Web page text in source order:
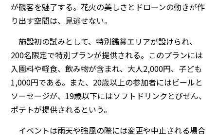
が観客を魅了する。花火の美しさとドローンの動きが作
り出す空間は、見逃せない。
施設初の試みとして、特別鑑賞エリアが設けられ、
200名限定で特別プランが提供される。このプランには
入園料や軽食、飲み物が含まれ、大人2,000円、子ども
1,000円である。また、20歳以上の参加者にはビールと
ソーセージが、19歳以下にはソフトドリンクとびせん、
ポテトが提供されるという。
イベントは雨天や強風の際には変更や中止される場合